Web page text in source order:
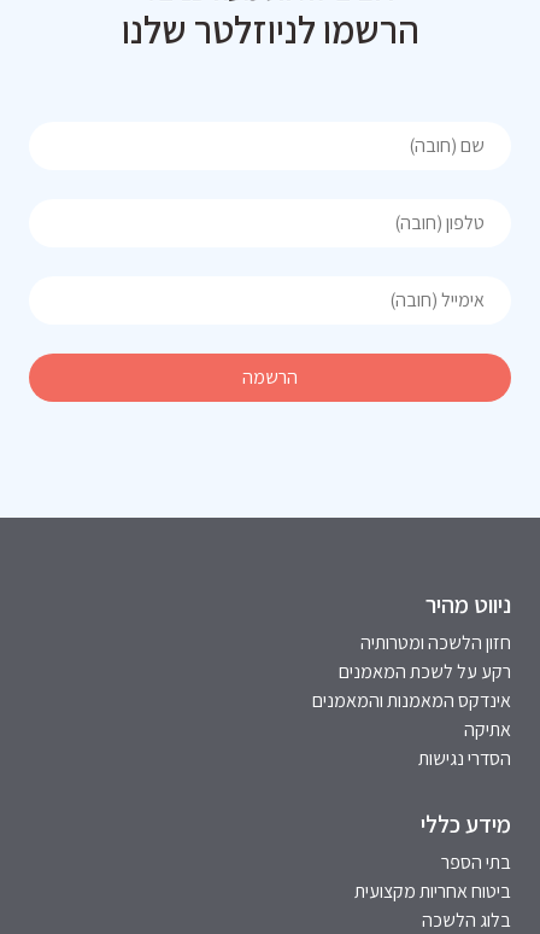
הרשמו לניוזלטר שלנו
ניווט מהיר
חזון הלשכה ומטרותיה
רקע על לשכת המאמנים
אינדקס המאמנות והמאמנים
אתיקה
הסדרי נגישות
מידע כללי
בתי הספר
ביטוח אחריות מקצועית
בלוג הלשכה